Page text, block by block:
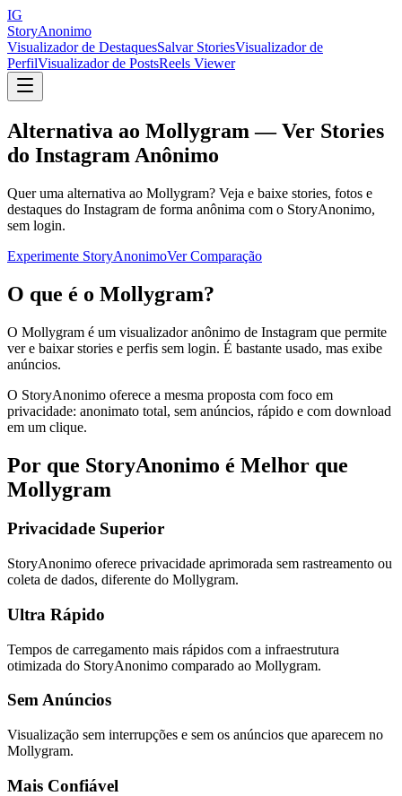
IG
StoryAnonimo
Visualizador de DestaquesSalvar StoriesVisualizador de
PerfilVisualizador de PostsReels Viewer
Alternativa ao Mollygram — Ver Stories
do Instagram Anônimo
Quer uma alternativa ao Mollygram? Veja e baixe stories, fotos e
destaques do Instagram de forma anônima com o StoryAnonimo,
sem login.
Experimente StoryAnonimoVer Comparação
O que é o Mollygram?
O Mollygram é um visualizador anônimo de Instagram que permite
ver e baixar stories e perfis sem login. É bastante usado, mas exibe
anúncios.
O StoryAnonimo oferece a mesma proposta com foco em
privacidade: anonimato total, sem anúncios, rápido e com download
em um clique.
Por que StoryAnonimo é Melhor que
Mollygram
Privacidade Superior
StoryAnonimo oferece privacidade aprimorada sem rastreamento ou
coleta de dados, diferente do Mollygram.
Ultra Rápido
Tempos de carregamento mais rápidos com a infraestrutura
otimizada do StoryAnonimo comparado ao Mollygram.
Sem Anúncios
Visualização sem interrupções e sem os anúncios que aparecem no
Mollygram.
Mais Confiável